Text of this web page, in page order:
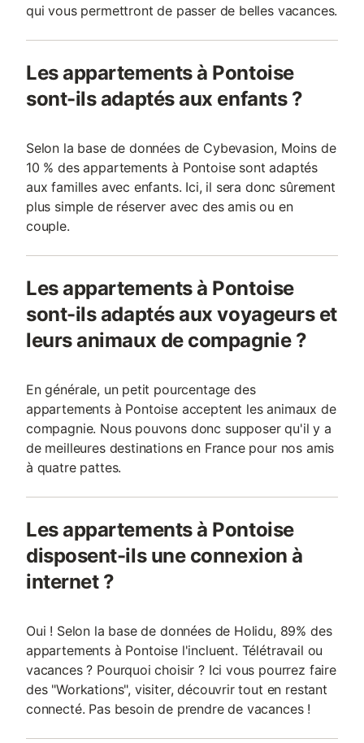
qui vous permettront de passer de belles vacances.
Les appartements à Pontoise
sont-ils adaptés aux enfants ?
Selon la base de données de Cybevasion, Moins de
10 % des appartements à Pontoise sont adaptés
aux familles avec enfants. Ici, il sera donc sûrement
plus simple de réserver avec des amis ou en
couple.
Les appartements à Pontoise
sont-ils adaptés aux voyageurs et
leurs animaux de compagnie ?
En générale, un petit pourcentage des
appartements à Pontoise acceptent les animaux de
compagnie. Nous pouvons donc supposer qu'il y a
de meilleures destinations en France pour nos amis
à quatre pattes.
Les appartements à Pontoise
disposent-ils une connexion à
internet ?
Oui ! Selon la base de données de Holidu, 89% des
appartements à Pontoise l'incluent. Télétravail ou
vacances ? Pourquoi choisir ? Ici vous pourrez faire
des "Workations", visiter, découvrir tout en restant
connecté. Pas besoin de prendre de vacances !